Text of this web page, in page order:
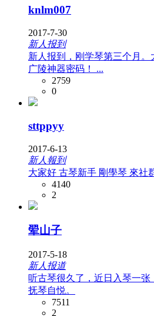
knlm007
2017-7-30
新人报到
新人报到，刚学琴第三个月
广陵神器密码！ ...
2759
0
sttppyy
2017-6-13
新人報到
大家好 古琴新手 剛學琴 來社
4140
2
翚山子
2017-5-18
新人报道
听古琴很久了，近日入琴一
抚琴自悦。
7511
2